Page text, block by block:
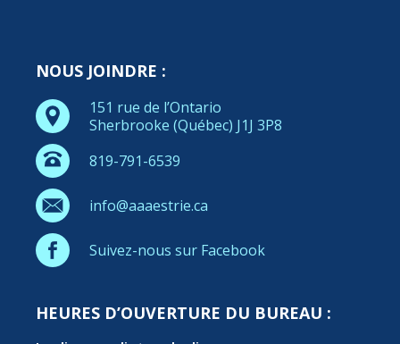
NOUS JOINDRE :
151 rue de l’Ontario
Sherbrooke (Québec) J1J 3P8
819-791-6539
info@aaaestrie.ca
Suivez-nous sur Facebook
HEURES D’OUVERTURE DU BUREAU :